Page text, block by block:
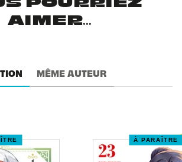
POURRIEZ
AIMER...
MÊME AUTEUR
À PARAÎTRE